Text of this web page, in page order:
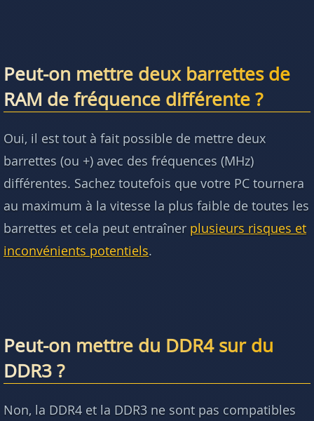
Peut-on mettre deux barrettes de
RAM de fréquence différente ?
Oui, il est tout à fait possible de mettre deux
barrettes (ou +) avec des fréquences (MHz)
différentes. Sachez toutefois que votre PC tournera
au maximum à la vitesse la plus faible de toutes les
barrettes et cela peut entraîner plusieurs risques et
inconvénients potentiels.
Peut-on mettre du DDR4 sur du
DDR3 ?
Non, la DDR4 et la DDR3 ne sont pas compatibles